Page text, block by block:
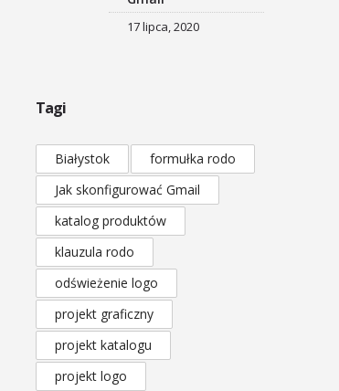
17 lipca, 2020
Tagi
Białystok
formułka rodo
Jak skonfigurować Gmail
katalog produktów
klauzula rodo
odświeżenie logo
projekt graficzny
projekt katalogu
projekt logo